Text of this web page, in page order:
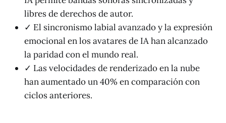
libres de derechos de autor.
✓ El sincronismo labial avanzado y la expresión
emocional en los avatares de IA han alcanzado
la paridad con el mundo real.
✓ Las velocidades de renderizado en la nube
han aumentado un 40% en comparación con
ciclos anteriores.